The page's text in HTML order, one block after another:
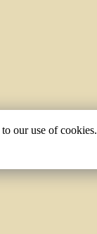
our use of cookies.